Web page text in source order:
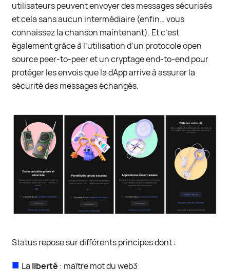
utilisateurs peuvent envoyer des messages sécurisés
et cela sans aucun intermédiaire (enfin… vous
connaissez la chanson maintenant). Et c’est
également grâce à l’utilisation d’un protocole open
source peer-to-peer et un cryptage end-to-end pour
protéger les envois que la dApp arrive à assurer la
sécurité des messages échangés.
Status repose sur différents principes dont :
La liberté : maître mot du web3